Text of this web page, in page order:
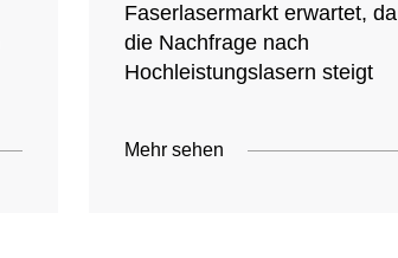
Faserlasermarkt erwartet, da
die Nachfrage nach
Hochleistungslasern steigt
Mehr sehen